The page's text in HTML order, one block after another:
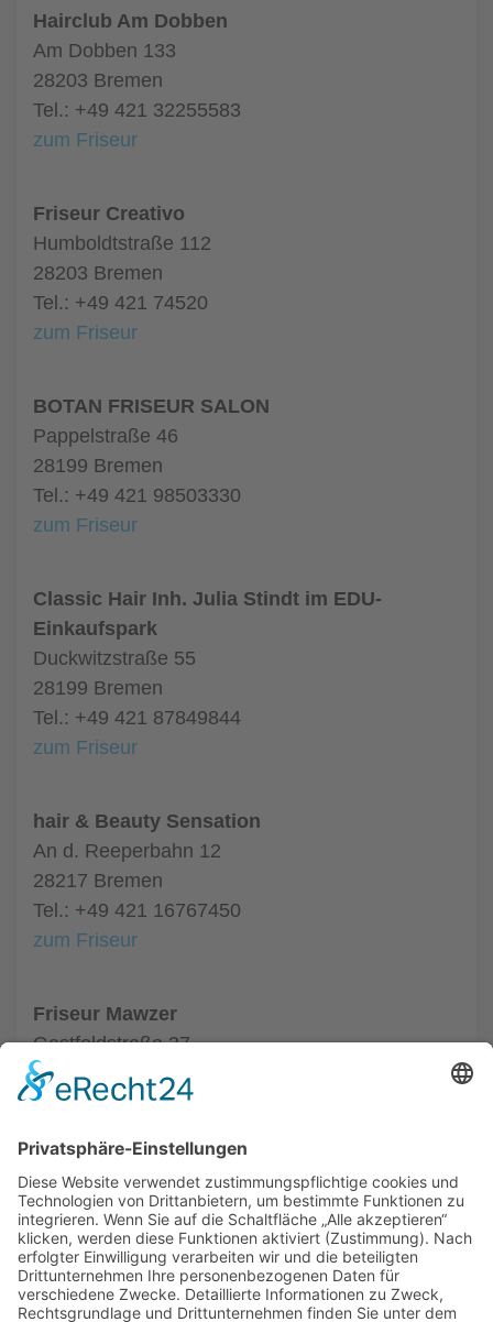
Hairclub Am Dobben
Am Dobben 133
28203 Bremen
Tel.: +49 421 32255583
zum Friseur
Friseur Creativo
Humboldtstraße 112
28203 Bremen
Tel.: +49 421 74520
zum Friseur
BOTAN FRISEUR SALON
Pappelstraße 46
28199 Bremen
Tel.: +49 421 98503330
zum Friseur
Classic Hair Inh. Julia Stindt im EDU-
Einkaufspark
Duckwitzstraße 55
28199 Bremen
Tel.: +49 421 87849844
zum Friseur
hair & Beauty Sensation
An d. Reeperbahn 12
28217 Bremen
Tel.: +49 421 16767450
zum Friseur
Friseur Mawzer
Gastfeldstraße 37
28201 Bremen
Tel.: +49 421 59748874
ALLGEMEIN